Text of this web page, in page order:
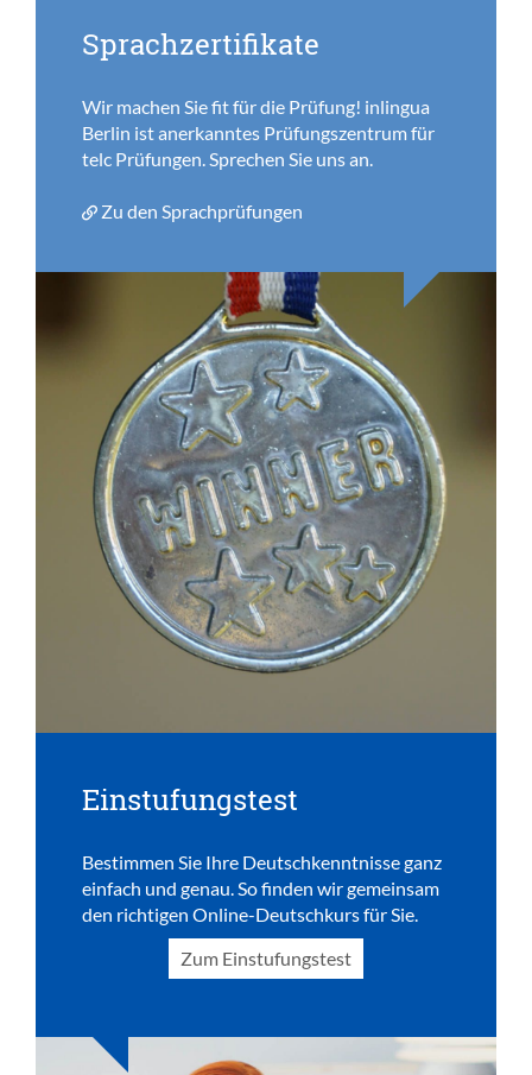
Sprachzertifikate
Wir machen Sie fit für die Prüfung! inlingua
Berlin ist anerkanntes Prüfungszentrum für
telc Prüfungen. Sprechen Sie uns an.
Zu den Sprachprüfungen
Einstufungstest
Bestimmen Sie Ihre Deutschkenntnisse ganz
einfach und genau. So finden wir gemeinsam
den richtigen Online-Deutschkurs für Sie.
Zum Einstufungstest